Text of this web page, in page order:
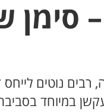
נוטים לייחס
במיוחד